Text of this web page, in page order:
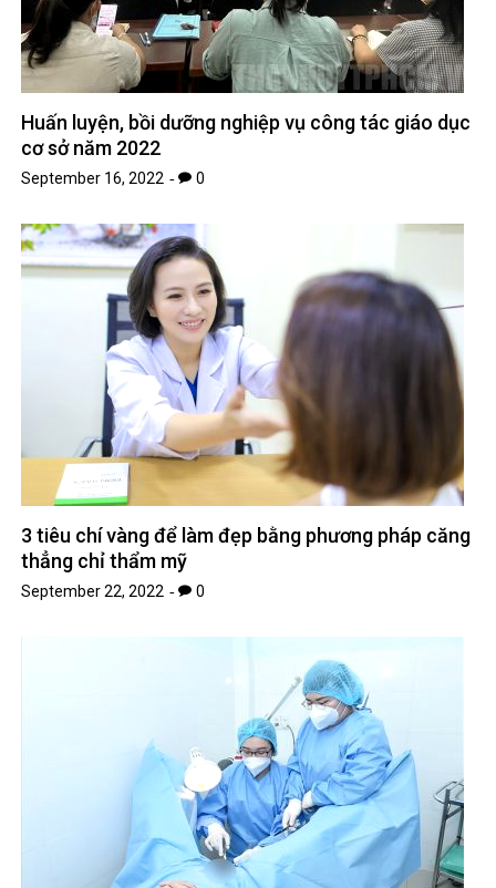
Huấn luyện, bồi dưỡng nghiệp vụ công tác giáo dục
cơ sở năm 2022
September 16, 2022 0
3 tiêu chí vàng để làm đẹp bằng phương pháp căng
thẳng chỉ thẩm mỹ
September 22, 2022 0